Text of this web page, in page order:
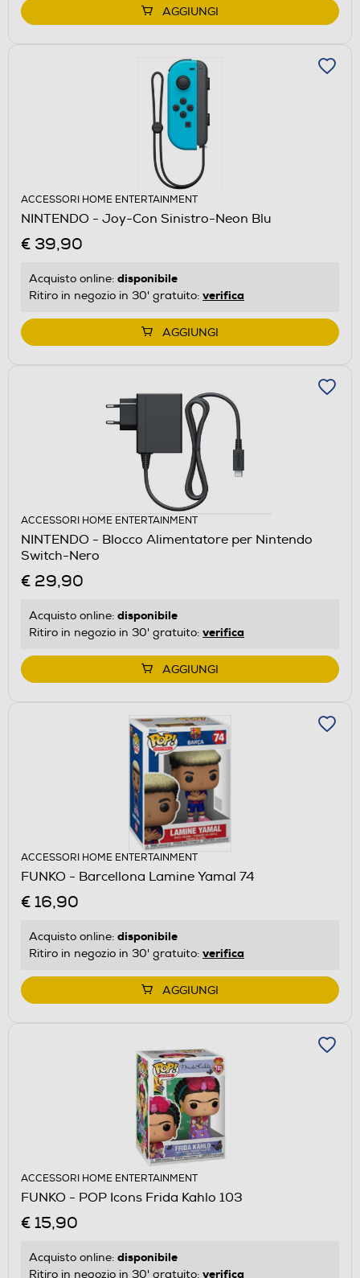
AGGIUNGI
ACCESSORI HOME ENTERTAINMENT
NINTENDO - Joy-Con Sinistro-Neon Blu
€ 39,90
Acquisto online: disponibile
Ritiro in negozio in 30' gratuito: verifica
AGGIUNGI
ACCESSORI HOME ENTERTAINMENT
NINTENDO - Blocco Alimentatore per Nintendo
Switch-Nero
€ 29,90
Acquisto online: disponibile
Ritiro in negozio in 30' gratuito: verifica
AGGIUNGI
ACCESSORI HOME ENTERTAINMENT
FUNKO - Barcellona Lamine Yamal 74
€ 16,90
Acquisto online: disponibile
Ritiro in negozio in 30' gratuito: verifica
AGGIUNGI
ACCESSORI HOME ENTERTAINMENT
FUNKO - POP Icons Frida Kahlo 103
€ 15,90
Acquisto online: disponibile
Ritiro in negozio in 30' gratuito: verifica